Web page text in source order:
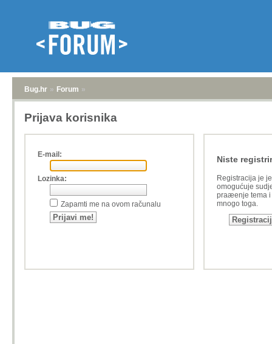
Bug.hr » Forum »
Prijava korisnika
E-mail:
Lozinka:
Zapamti me na ovom računalu
Niste
Registracija je
omogućuje
praæenje tema i
mnogo toga.